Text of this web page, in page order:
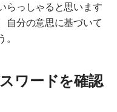
らっしゃると思います
自分の意思に基づいて
ワードを確認